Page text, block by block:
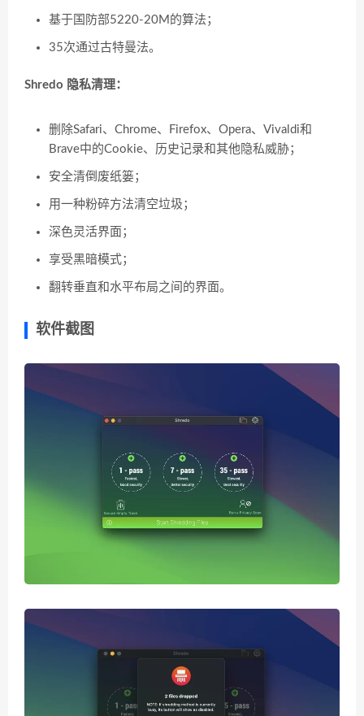
基于国防部5220-20M的算法；
35次通过古特曼法。
Shredo 隐私清理：
删除Safari、Chrome、Firefox、Opera、Vivaldi和
Brave中的Cookie、历史记录和其他隐私威胁；
安全清倒废纸篓；
用一种粉碎方法清空垃圾；
深色灵活界面；
享受黑暗模式；
翻转垂直和水平布局之间的界面。
软件截图